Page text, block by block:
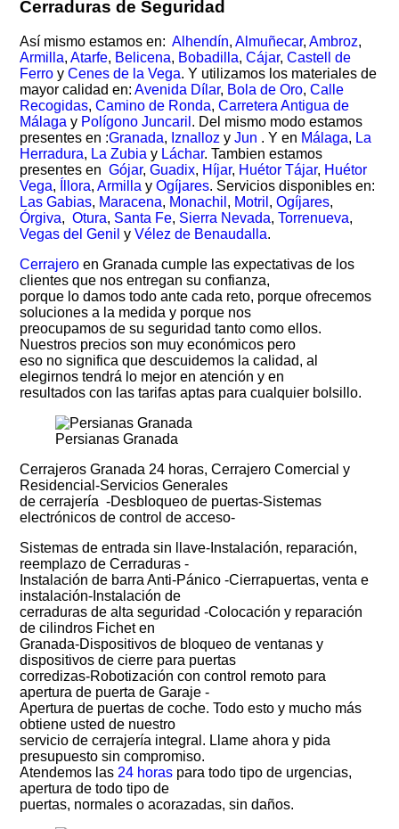
Cerraduras de Seguridad
Así mismo estamos en:Alhendín,Almuñecar,Ambroz,
Armilla,Atarfe, Belicena, Bobadilla,Cájar,Castell de
Ferro yCenes de la Vega. Y utilizamos los materiales de
mayor calidad en:Avenida Dílar, Bola de Oro,Calle
Recogidas,Camino de Ronda,Carretera Antigua de
Málaga y Polígono Juncaril . Del mismo modo estamos
presentes en :Granada, Iznalloz yJun . Y en Málaga, La
Herradura, La Zubia y Láchar. Tambien estamos
presentes enGójar,Guadix, Híjar, Huétor Tájar, Huétor
Vega, Íllora,Armilla yOgíjares. Servicios disponibles en:
Las Gabias, Maracena, Monachil , Motril ,Ogíjares,
Órgiva,Otura, Santa Fe, Sierra Nevada,Torrenueva,
Vegas del Genil yVélez de Benaudalla.
Cerrajero en Granada cumple las expectativas de los
clientes que nos entregan su confianza,
porque lo damos todo ante cada reto, porque ofrecemos
soluciones a la medida y porque nos
preocupamos de su seguridad tanto como ellos.
Nuestros precios son muy económicos pero
eso no significa que descuidemos la calidad, al
elegirnos tendrá lo mejor en atención y en
resultados con las tarifas aptas para cualquier bolsillo.
Persianas Granada
Cerrajeros Granada 24 horas, Cerrajero Comercial y
Residencial-Servicios Generales
de cerrajería -Desbloqueo de puertas-Sistemas
electrónicos de control de acceso-
Sistemas de entrada sin llave-Instalación, reparación,
reemplazo de Cerraduras -
Instalación de barra Anti-Pánico -Cierrapuertas, venta e
instalación-Instalación de
cerraduras de alta seguridad -Colocación y reparación
de cilindros Fichet en
Granada-Dispositivos de bloqueo de ventanas y
dispositivos de cierre para puertas
corredizas-Robotización con control remoto para
apertura de puerta de Garaje -
Apertura de puertas de coche. Todo esto y mucho más
obtiene usted de nuestro
servicio de cerrajería integral. Llame ahora y pida
presupuesto sin compromiso.
Atendemos las 24 horas para todo tipo de urgencias,
apertura de todo tipo de
puertas, normales o acorazadas, sin daños.